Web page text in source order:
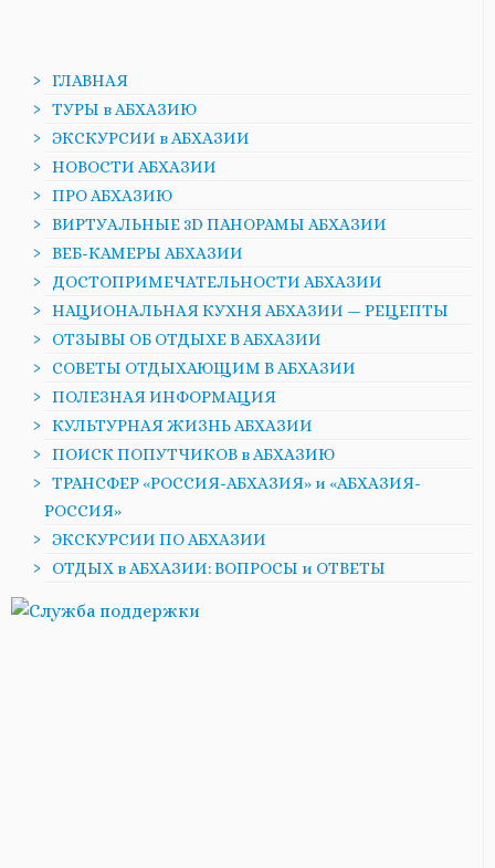
ГЛАВНАЯ
ТУРЫ в АБХАЗИЮ
ЭКСКУРСИИ в АБХАЗИИ
НОВОСТИ АБХАЗИИ
ПРО АБХАЗИЮ
ВИРТУАЛЬНЫЕ 3D ПАНОРАМЫ АБХАЗИИ
ВЕБ-КАМЕРЫ АБХАЗИИ
ДОСТОПРИМЕЧАТЕЛЬНОСТИ АБХАЗИИ
НАЦИОНАЛЬНАЯ КУХНЯ АБХАЗИИ — РЕЦЕПТЫ
ОТЗЫВЫ ОБ ОТДЫХЕ В АБХАЗИИ
СОВЕТЫ ОТДЫХАЮЩИМ В АБХАЗИИ
ПОЛЕЗНАЯ ИНФОРМАЦИЯ
КУЛЬТУРНАЯ ЖИЗНЬ АБХАЗИИ
ПОИСК ПОПУТЧИКОВ в АБХАЗИЮ
ТРАНСФЕР «РОССИЯ-АБХАЗИЯ» и «АБХАЗИЯ-
РОССИЯ»
ЭКСКУРСИИ ПО АБХАЗИИ
ОТДЫХ в АБХАЗИИ: ВОПРОСЫ и ОТВЕТЫ